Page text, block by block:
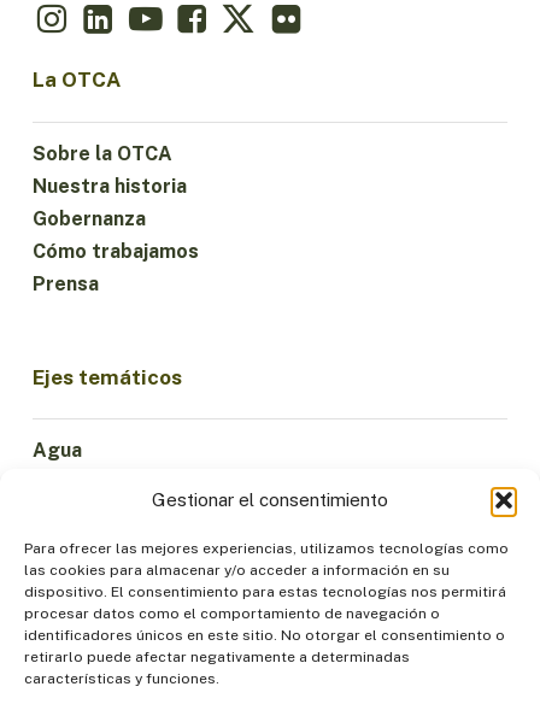
Gestionar el consentimiento
Para ofrecer las mejores experiencias, utilizamos tecnologías como
las cookies para almacenar y/o acceder a información en su
dispositivo. El consentimiento para estas tecnologías nos permitirá
procesar datos como el comportamiento de navegación o
identificadores únicos en este sitio. No otorgar el consentimiento o
retirarlo puede afectar negativamente a determinadas
características y funciones.
La OTCA
Sobre la OTCA
Nuestra historia
Gobernanza
Cómo trabajamos
Prensa
Ejes temáticos
Agua
Economía Sostenible
Bosques y Biodiversidad
Institucionalidad
Participación
Pueblos Indígenas